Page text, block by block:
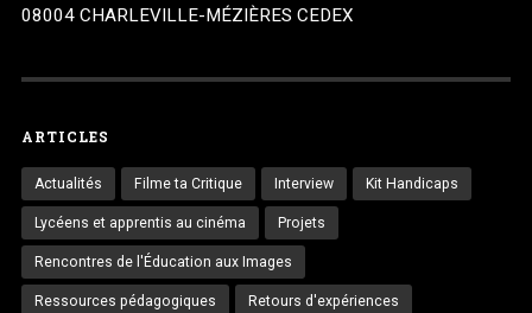
08004 CHARLEVILLE-MÉZIÈRES CEDEX
ARTICLES
Actualités Filme ta Critique Interview Kit Handicaps
Lycéens et apprentis au cinéma Projets
Rencontres de l'Éducation aux Images
Ressources pédagogiques Retours d'expériences